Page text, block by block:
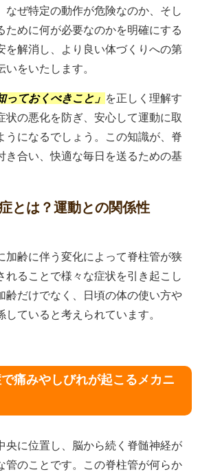
なぜ特定の動作が危険なのか、そし
ために何が必要なのかを明確にする
を解消し、より良い体づくりへの第
をいたします。
っておくべきこと」 を正しく理解す
状の悪化を防ぎ、安心して運動に取
うになるでしょう。この知識が、脊
き合い、快適な毎日を送るための基
とは？運動との関係性
加齢に伴う変化によって脊柱管が狭
れることで様々な症状を引き起こし
齢だけでなく、日頃の体の使い方や
ていると考えられています。
痛みやしびれが起こるメカニ
央に位置し、脳から続く脊髄神経が
管のことです。この脊柱管が何らか